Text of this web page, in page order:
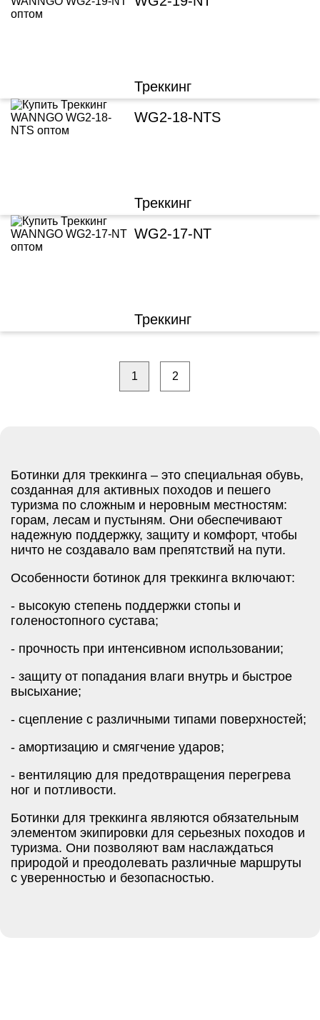
Треккинг
WG2-18-NTS
Треккинг
WG2-17-NT
Треккинг
1 2
Ботинки для треккинга – это специальная обувь,
созданная для активных походов и пешего
туризма по сложным и неровным местностям:
горам, лесам и пустыням. Они обеспечивают
надежную поддержку, защиту и комфорт, чтобы
ничто не создавало вам препятствий на пути.
Особенности ботинок для треккинга включают:
- высокую степень поддержки стопы и
голеностопного сустава;
- прочность при интенсивном использовании;
- защиту от попадания влаги внутрь и быстрое
высыхание;
- сцепление с различными типами поверхностей;
- амортизацию и смягчение ударов;
- вентиляцию для предотвращения перегрева
ног и потливости.
Ботинки для треккинга являются обязательным
элементом экипировки для серьезных походов и
туризма. Они позволяют вам наслаждаться
природой и преодолевать различные маршруты
с уверенностью и безопасностью.